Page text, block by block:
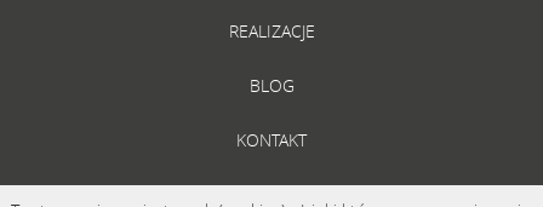
REALIZACJE
BLOG
KONTAKT